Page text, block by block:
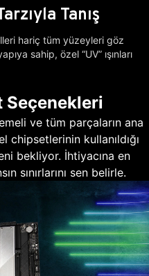
Tanış
hariç tüm yüzeyleri göz
sahip, özel “UV” ışınları
Seçenekleri
ve tüm parçaların ana
kullanıldığı
bekliyor. İhtiyacına en
sınırlarını sen belirle.